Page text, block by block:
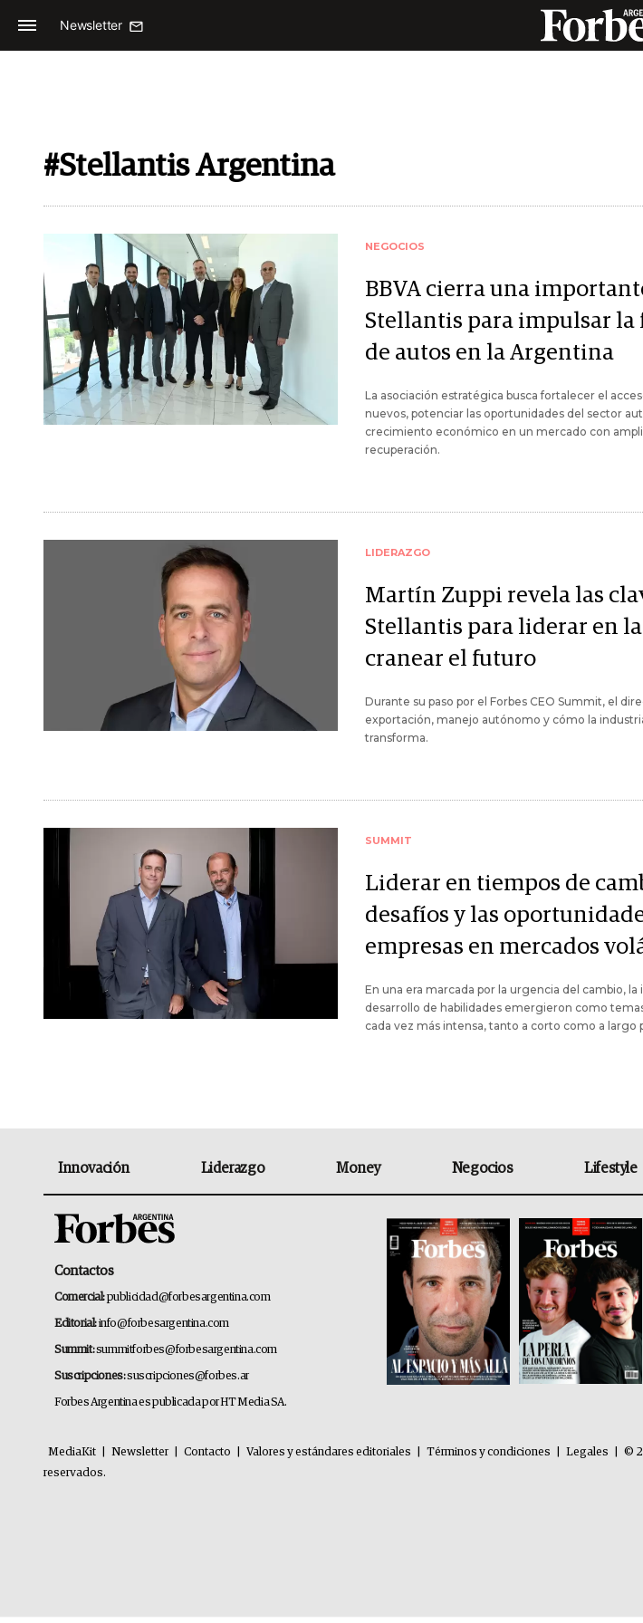
Newsletter
#Stellantis Argentina
NEGOCIOS
BBVA cierra una
Stellantis para impulsar
de autos en la Argentina
La asociación estratégica busca fortalecer el
nuevos, potenciar las oportunidades del sector
crecimiento económico en un mercado con
recuperación.
LIDERAZGO
Martín Zuppi revela las
Stellantis para liderar en
cranear el futuro
Durante su paso por el Forbes CEO Summit, el
exportación, manejo autónomo y cómo la
transforma.
SUMMIT
Liderar en tiempos de
desafíos y las
empresas en mercados
En una era marcada por la urgencia del cambio, la
desarrollo de habilidades emergieron como
cada vez más intensa, tanto a corto como a largo
Innovación Liderazgo Money Negocios Lifestyle
Contactos
Comercial:publicidad@forbesargentina.com
Editorial:info@forbesargentina.com
Summit:summitforbes@forbesargentina.com
Suscripciones:suscripciones@forbes.ar
Forbes Argentina es publicada por HT Media SA.
MediaKit Newsletter Contacto Valores y estándares editoriales Términos y condiciones Legales
©
reservados.